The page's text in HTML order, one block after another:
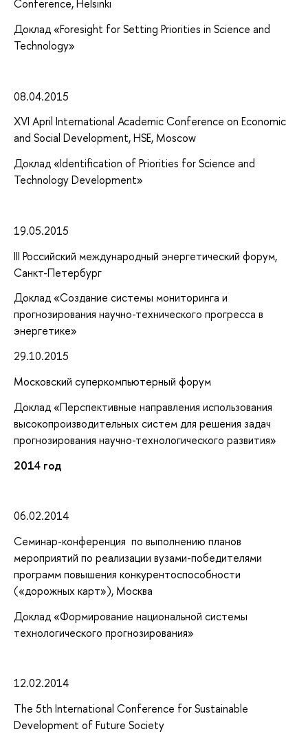
Conference, Helsinki
Доклад «Foresight for Setting Priorities in Science and
Technology»
08.04.2015
XVI April International Academic Conference on Economic
and Social Development, HSE, Moscow
Доклад «Identification of Priorities for Science and
Technology Development»
19.05.2015
III Российский международный энергетический форум,
Санкт-Петербург
Доклад «Создание системы мониторинга и
прогнозирования научно-технического прогресса в
энергетике»
29.10.2015
Московский суперкомпьютерный форум
Доклад «Перспективные направления использования
высокопроизводительных систем для решения задач
прогнозирования научно-технологического развития»
2014 год
06.02.2014
Семинар-конференция по выполнению планов
мероприятий по реализации вузами-победителями
программ повышения конкурентоспособности
(«дорожных карт»), Москва
Доклад «Формирование национальной системы
технологического прогнозирования»
12.02.2014
The 5th International Conference for Sustainable
Development of Future Society